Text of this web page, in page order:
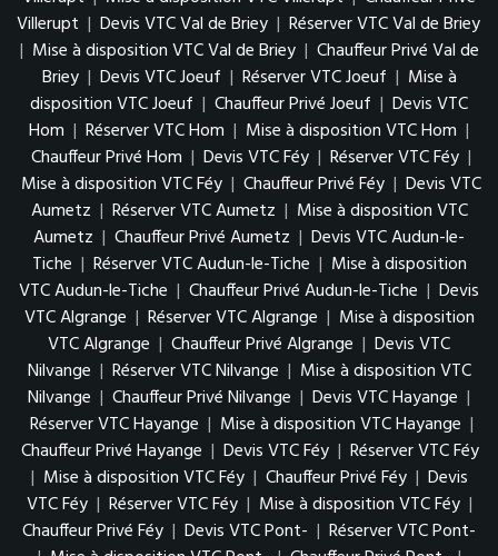
Villerupt | Devis VTC Val de Briey | Réserver VTC Val de Briey
| Mise à disposition VTC Val de Briey | Chauffeur Privé Val de
Briey | Devis VTC Joeuf | Réserver VTC Joeuf | Mise à
disposition VTC Joeuf | Chauffeur Privé Joeuf | Devis VTC
Hom | Réserver VTC Hom | Mise à disposition VTC Hom |
Chauffeur Privé Hom | Devis VTC Féy | Réserver VTC Féy |
Mise à disposition VTC Féy | Chauffeur Privé Féy | Devis VTC
Aumetz | Réserver VTC Aumetz | Mise à disposition VTC
Aumetz | Chauffeur Privé Aumetz | Devis VTC Audun-le-
Tiche | Réserver VTC Audun-le-Tiche | Mise à disposition
VTC Audun-le-Tiche | Chauffeur Privé Audun-le-Tiche | Devis
VTC Algrange | Réserver VTC Algrange | Mise à disposition
VTC Algrange | Chauffeur Privé Algrange | Devis VTC
Nilvange | Réserver VTC Nilvange | Mise à disposition VTC
Nilvange | Chauffeur Privé Nilvange | Devis VTC Hayange |
Réserver VTC Hayange | Mise à disposition VTC Hayange |
Chauffeur Privé Hayange | Devis VTC Féy | Réserver VTC Féy
| Mise à disposition VTC Féy | Chauffeur Privé Féy | Devis
VTC Féy | Réserver VTC Féy | Mise à disposition VTC Féy |
Chauffeur Privé Féy | Devis VTC Pont- | Réserver VTC Pont-